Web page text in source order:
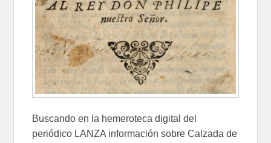
Buscando en la hemeroteca digital del
periódico LANZA información sobre Calzada de